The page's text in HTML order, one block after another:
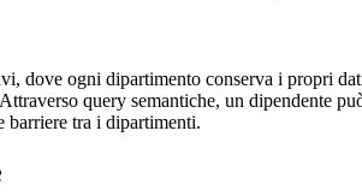
dove ogni dipartimento conserva i propri
query semantiche, un dipendente
barriere tra i dipartimenti.